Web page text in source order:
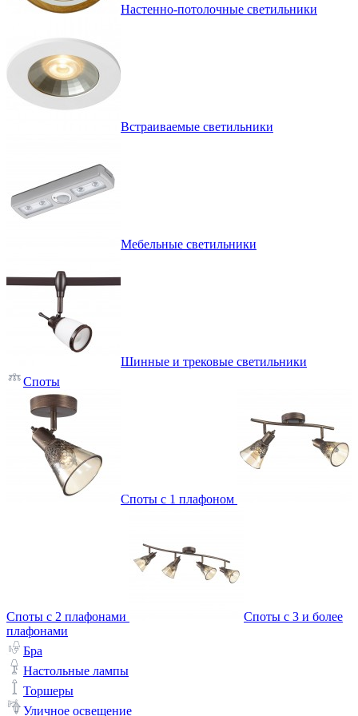
Настенно-потолочные светильники
Встраиваемые светильники
Мебельные светильники
Шинные и трековые светильники
Споты
Споты с 1 плафоном
Споты с 2 плафонами
Споты с 3 и более
плафонами
Бра
Настольные лампы
Торшеры
Уличное освещение